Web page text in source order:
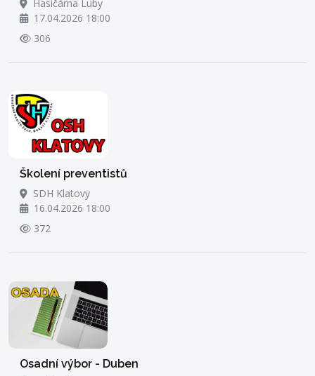
Hasičárna Luby
17.04.2026 18:00
306
Školení preventistů
SDH Klatovy
16.04.2026 18:00
372
Osadní výbor - Duben